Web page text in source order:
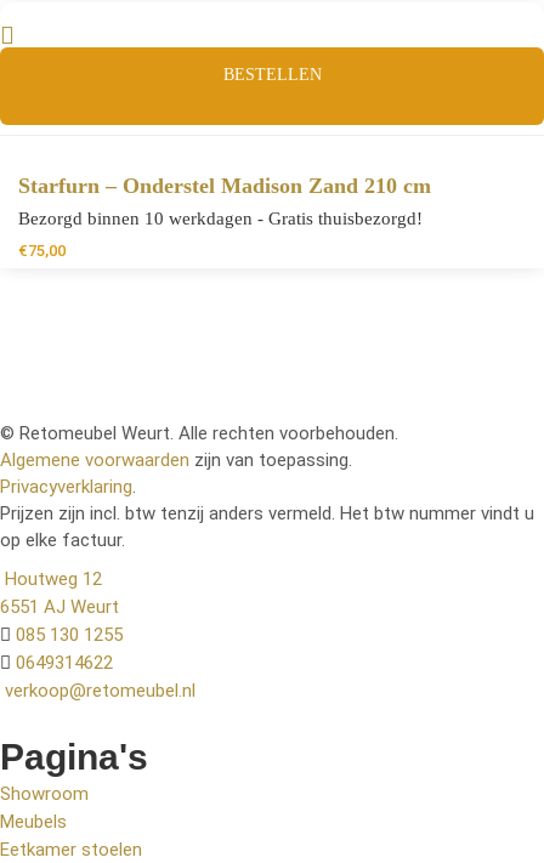
BESTELLEN
Starfurn – Onderstel Madison Zand 210 cm
Bezorgd binnen 10 werkdagen - Gratis thuisbezorgd!
€75,00
© Retomeubel Weurt. Alle rechten voorbehouden.
Algemene voorwaarden zijn van toepassing.
Privacyverklaring.
Prijzen zijn incl. btw tenzij anders vermeld. Het btw nummer vindt u
op elke factuur.
Houtweg 12
6551 AJ Weurt
085 130 1255
0649314622
verkoop@retomeubel.nl
Pagina's
Showroom
Meubels
Eetkamer stoelen